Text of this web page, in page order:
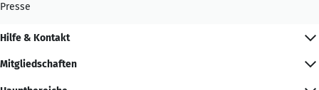
Presse
Hilfe & Kontakt
Mitgliedschaften